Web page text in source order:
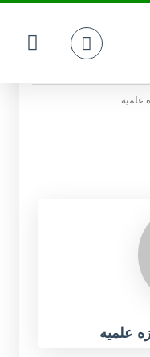
علمیه
علمیه